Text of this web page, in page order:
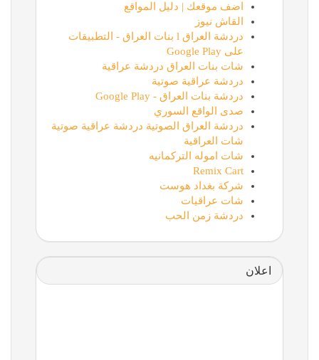
اضف موقعك | دليل المواقع
القاش نيوز
دردشة العراق l بنات العراق - التطبيقات
على Google Play
شات بنات العراق دردشة عراقية
دردشة عراقية صوتية
دردشة بنات العراق - Google Play
صدى الواقع السوري
دردشة العراق الصوتية دردشة عراقية صوتية
شات العراقية
شات اموله التركمانيه
Remix Cart
شركة بغداد هوست
شات عراقيات
دردشة زمن الحب
اعلان